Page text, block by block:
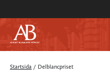
Startsida / Delblancpriset